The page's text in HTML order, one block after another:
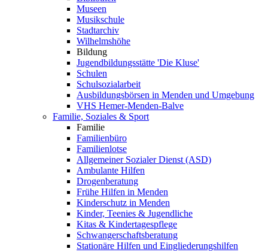
Museen
Musikschule
Stadtarchiv
Wilhelmshöhe
Bildung
Jugendbildungsstätte 'Die Kluse'
Schulen
Schulsozialarbeit
Ausbildungsbörsen in Menden und Umgebung
VHS Hemer-Menden-Balve
Familie, Soziales & Sport
Familie
Familienbüro
Familienlotse
Allgemeiner Sozialer Dienst (ASD)
Ambulante Hilfen
Drogenberatung
Frühe Hilfen in Menden
Kinderschutz in Menden
Kinder, Teenies & Jugendliche
Kitas & Kindertagespflege
Schwangerschaftsberatung
Stationäre Hilfen und Eingliederungshilfen